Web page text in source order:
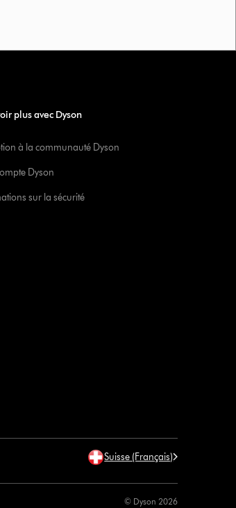
plus avec Dyson
à la communauté Dyson
Dyson
sur la sécurité
Suisse (Français)
© Dyson 2026